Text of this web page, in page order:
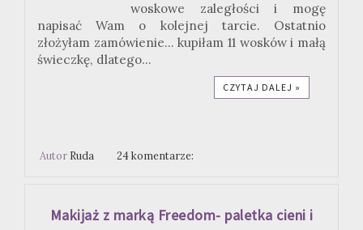
woskowe zaległości i mogę
napisać Wam o kolejnej tarcie. Ostatnio
złożyłam zamówienie... kupiłam 11 wosków i małą
świeczkę, dlatego...
CZYTAJ DALEJ »
Autor Ruda 24 komentarze:
Makijaż z marką Freedom- paletka cieni i